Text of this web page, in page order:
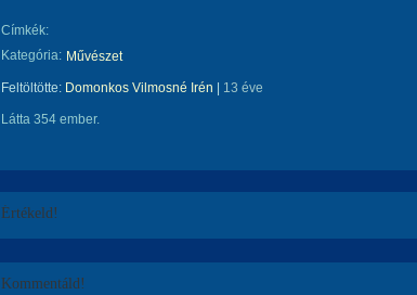
Címkék:
Kategória: Művészet
Feltöltötte: Domonkos Vilmosné Irén 13 éve
Látta 354 ember.
Értékeld!
Kommentáld!